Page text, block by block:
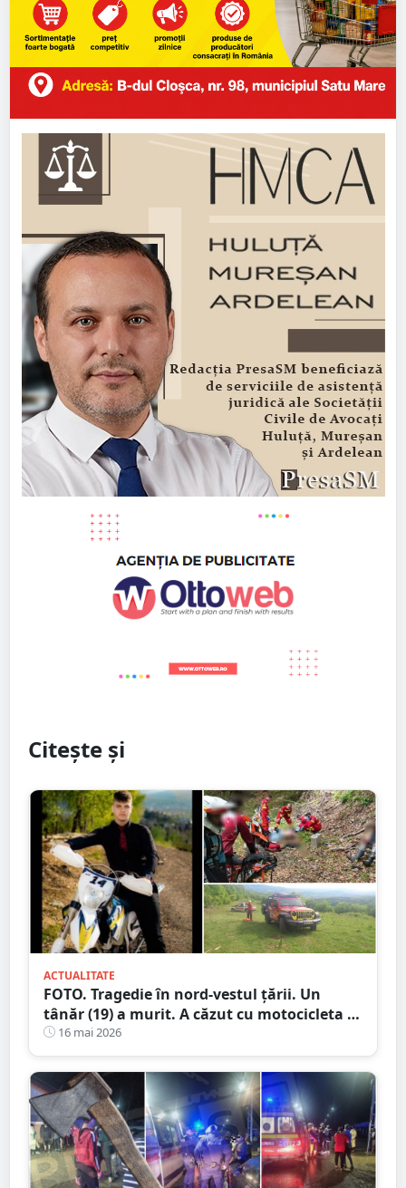
Citește și
ACTUALITATE
FOTO. Tragedie în nord-vestul țării. Un
tânăr (19) a murit. A căzut cu motocicleta în
prăpastie
16 mai 2026